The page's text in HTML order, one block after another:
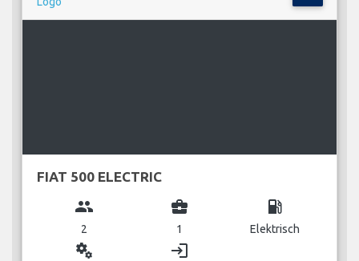
FIAT 500 ELECTRIC
group
2
business_center
1
local_gas_station
Elektrisch
miscellaneous_services login